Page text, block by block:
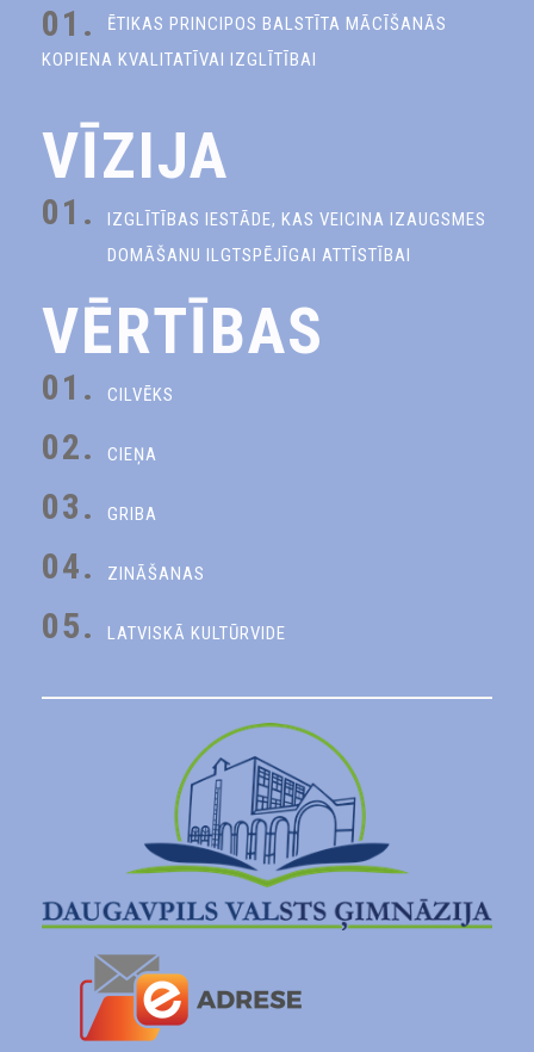
01.
ĒTIKAS PRINCIPOS BALSTĪTA MĀCĪŠANĀS
KOPIENA KVALITATĪVAI IZGLĪTĪBAI
VĪZIJA
01.
IZGLĪTĪBAS IESTĀDE, KAS VEICINA IZAUGSMES
DOMĀŠANU ILGTSPĒJĪGAI ATTĪSTĪBAI
VĒRTĪBAS
01. CILVĒKS
02. CIEŅA
03. GRIBA
04. ZINĀŠANAS
05. LATVISKĀ KULTŪRVIDE